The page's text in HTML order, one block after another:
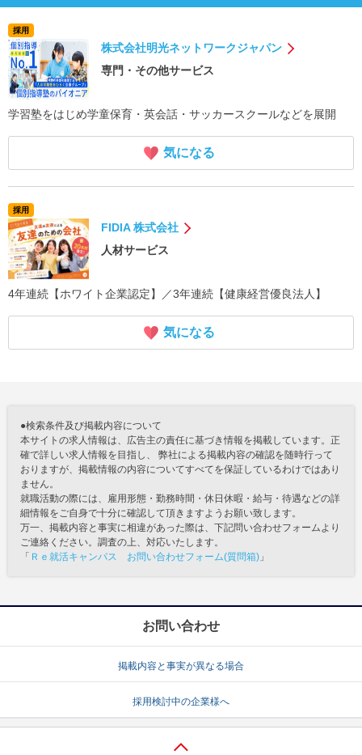
採用
株式会社明光ネットワークジャパン
専門・その他サービス
学習塾をはじめ学童保育・英会話・サッカースクールなどを展開
気になる
採用
FIDIA 株式会社
人材サービス
4年連続【ホワイト企業認定】／3年連続【健康経営優良法人】
気になる
●検索条件及び掲載内容について
本サイトの求人情報は、広告主の責任に基づき情報を掲載しています。正
確で詳しい求人情報を目指し、 弊社による掲載内容の確認を随時行って
おりますが、掲載情報の内容についてすべてを保証しているわけではあり
ません。
就職活動の際には、雇用形態・勤務時間・休日休暇・給与・待遇などの詳
細情報をご自身で十分に確認して頂きますようお願い致します。
万一、掲載内容と事実に相違があった際は、下記問い合わせフォームより
ご連絡ください。調査の上、対応いたします。
「 Ｒｅ就活キャンパス お問い合わせフォーム(質問箱) 」
お問い合わせ
掲載内容と事実が異なる場合
採用検討中の企業様へ